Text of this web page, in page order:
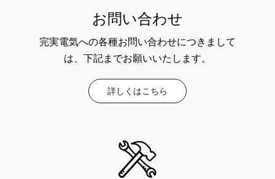
お問い合わせ
完実電気への各種お問い合わせにつきまして
は、下記までお願いいたします。
詳しくはこちら